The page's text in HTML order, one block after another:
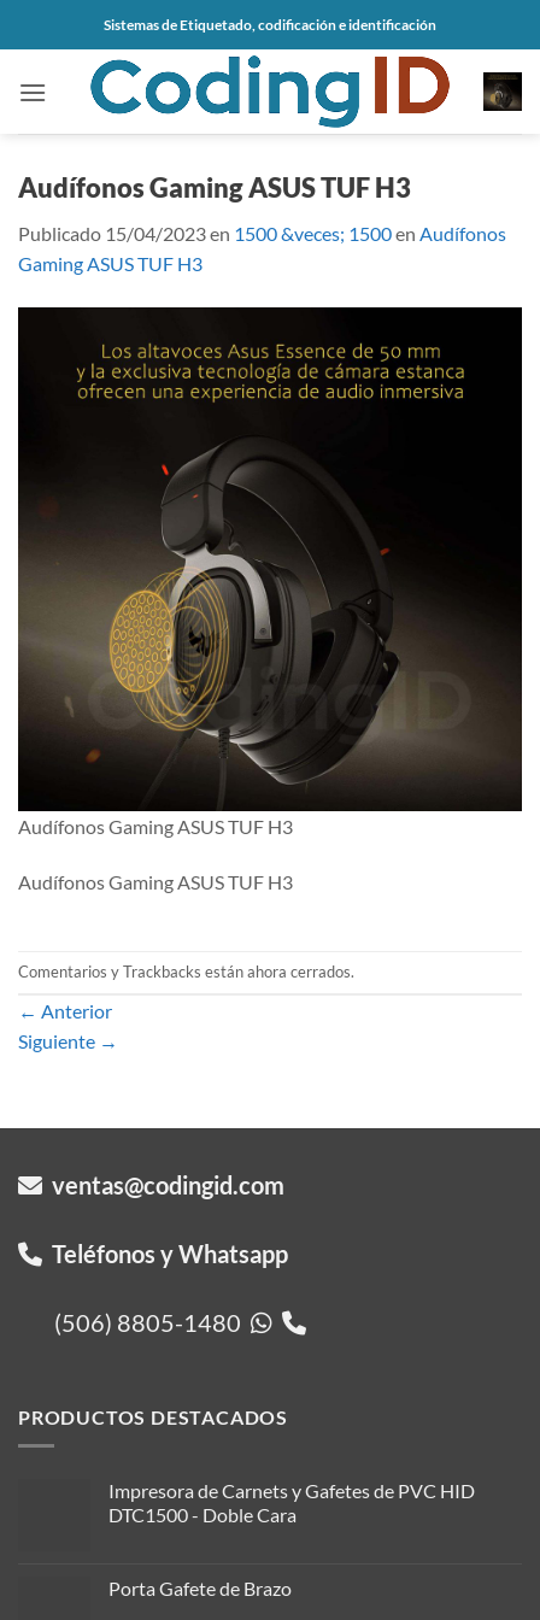
al
Sistemas de Etiquetado, codificación e identificación
Audífonos Gaming ASUS TUF H3
Publicado 15/04/2023en 1500 &veces; 1500en Audífonos
Gaming ASUS TUF H3
Audífonos Gaming ASUS TUF H3
Audífonos Gaming ASUS TUF H3
Comentarios y Trackbacks están ahora cerrados.
← Anterior
Siguiente →
ventas@codingid.com
Teléfonos y Whatsapp
(506) 8805-1480
PRODUCTOS DESTACADOS
Impresora de Carnets y Gafetes de PVC HID
DTC1500 - Doble Cara
Porta Gafete de Brazo